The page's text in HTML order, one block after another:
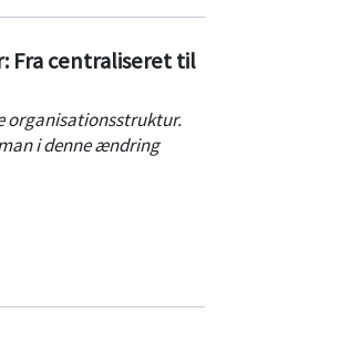
Fra centraliseret til
organisationsstruktur.
i denne ændring